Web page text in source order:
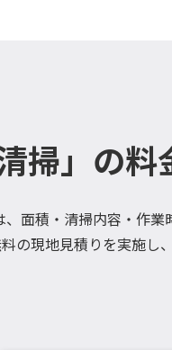
掃」の
面積・清掃内容・作業
の現地見積りを実施し